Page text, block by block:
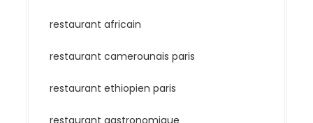
restaurant africain
restaurant camerounais paris
restaurant ethiopien paris
restaurant gastronomique